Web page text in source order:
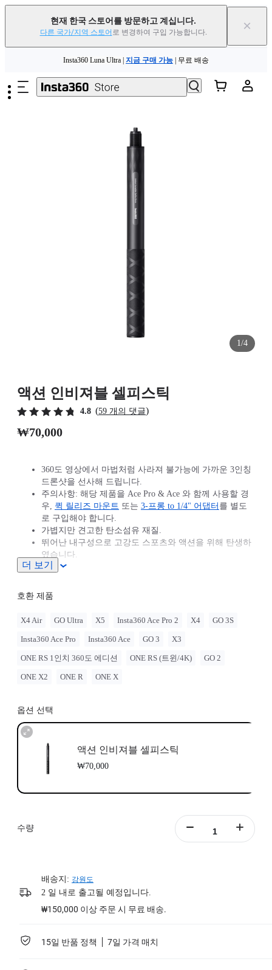
현재 한국 스토어를 방문하고 계십니다.
다른 국가/지역 스토어 로 변경하여 구입 가능합니다. ×
Insta360 Luna Ultra |지금 구매 가능 | 무료 배송
Insta360 Luna Ultra | 지금 구매 가능 | 무료 배송
1/4
액션 인비져블 셀피스틱
4.8 (59 개의 댓글)
₩70,000
360도 영상에서 마법처럼 사라져 불가능에 가까운 3인칭
드론샷을 선사해 드립니다.
주의사항: 해당 제품을 Ace Pro & Ace 와 함께 사용할 경
우, 퀵 릴리즈 마운트 또는 3-프롱 to 1/4" 어댑터 를 별도
로 구입해야 합니다.
가볍지만 견고한 탄소섬유 재질.
뛰어난 내구성으로 고강도 스포츠와 액션을 위해 탄생하
였습니다.
최대 1m까지 연장 가능.
더 보기
호환 제품
X4 Air GO Ultra X5 Insta360 Ace Pro 2 X4 GO 3S
Insta360 Ace Pro Insta360 Ace GO 3 X3
ONE RS 1인치 360도 에디션 ONE RS (트윈/4K) GO 2
ONE X2 ONE R ONE X
옵션 선택
액션 인비져블 셀피스틱
₩70,000
수량
배송지: 강원도
2 일 내로 출고될 예정입니다.
₩150,000 이상 주문 시 무료 배송.
15일 반품 정책 7일 가격 매치